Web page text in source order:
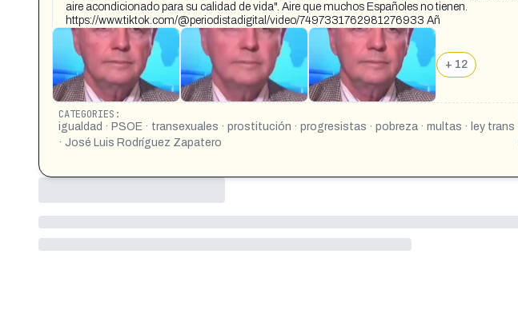
aire acondicionado para su calidad de vida". Aire que muchos Españoles no tienen.
https://www.tiktok.com/@periodistadigital/video/7497331762981276933 Añ
+ 12
CATEGORIES:
igualdad · PSOE · transexuales · prostitución · progresistas · pobreza · multas · ley trans
· José Luis Rodríguez Zapatero